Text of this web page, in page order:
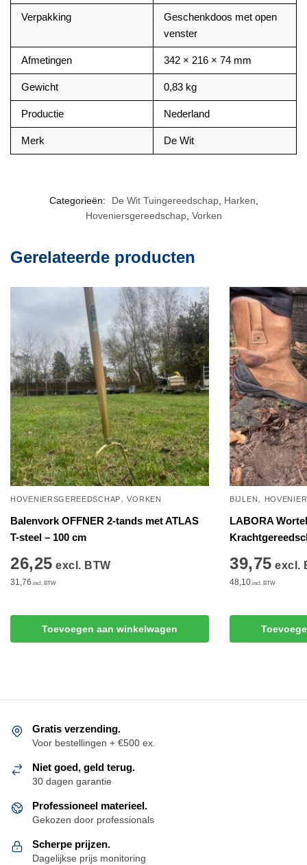
Verpakking
Geschenkdoos met open
venster
Afmetingen 342 × 216 × 74 mm
Gewicht 0,83 kg
Productie Nederland
Merk De Wit
Categorieën: De Wit Tuingereedschap, Harken,
Hoveniersgereedschap, Vorken
Gerelateerde producten
HOVENIERSGEREEDSCHAP,VORKEN
Balenvork OFFNER 2-tands met ATLAS
T-steel – 100 cm
26,25 excl. BTW
31,76 incl. BTW
Toevoegen aan winkelwagen
BIJLEN ,
LABORA
39,75 excl.
48,10 incl. BTW
Gratis verzending.
Voor bestellingen + €500 ex.
Niet goed, geld terug.
30 dagen garantie
Professioneel materieel.
Gekozen door professionals
Scherpe prijzen.
Dagelijkse prijs monitoring